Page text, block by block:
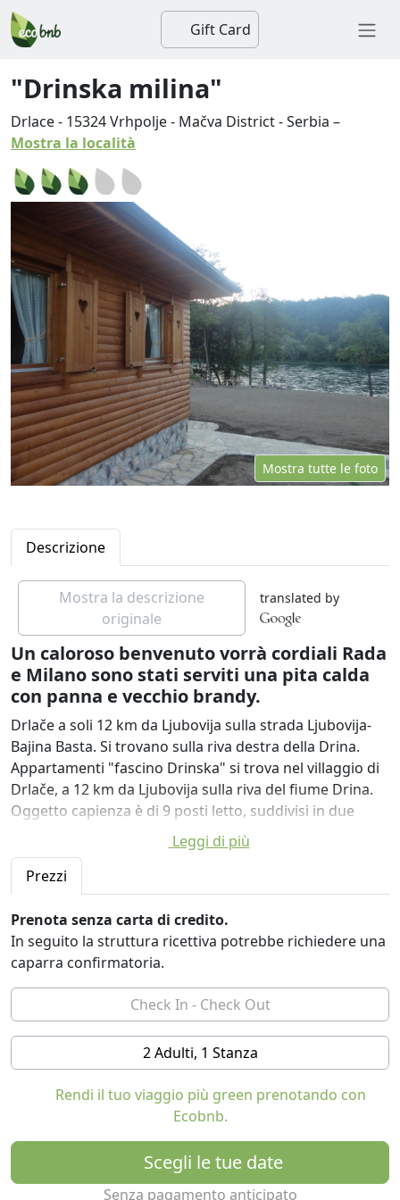
Gift Card
"Drinska milina"
Drlace- 15324Vrhpolje- Mačva District-Serbia –
Mostra la località
Mostra tutte le foto
Descrizione
Mostra la descrizione
originale
translated by
Un caloroso benvenuto vorrà cordiali Rada
e Milano sono stati serviti una pita calda
con panna e vecchio brandy.
Drlače a soli 12 km da Ljubovija sulla strada Ljubovija-
Bajina Basta. Si trovano sulla riva destra della Drina.
Appartamenti "fascino Drinska" si trova nel villaggio di
Drlače, a 12 km da Ljubovija sulla riva del fiume Drina.
Oggetto capienza è di 9 posti letto, suddivisi in due
Leggi di più
Prezzi
Prenota senza carta di credito.
In seguito la struttura ricettiva potrebbe richiedere una
caparra confirmatoria.
2 Adulti, 1 Stanza
Rendi il tuo viaggio più green prenotando con
Ecobnb.
Scegli le tue date
Senza pagamento anticipato